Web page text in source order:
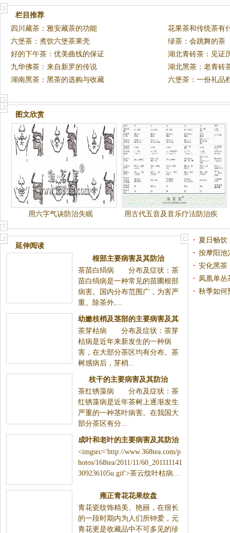
栏目推荐
四川藏茶：雅安藏茶的功能
花果茶和传统茶有
六堡茶：煮饮六堡茶果壳
绿茶：会跳舞的茶
好的下午茶：优美曲线的保证
湖北青砖茶：见证
九华佛茶：来自新罗的传说
湖北黑茶：老青砖
湖南黑茶：黑茶的选购与收藏
六堡茶：一份礼品
图文欣赏
用六字气诀防治失眠
用古代五音及音乐疗法防治疾
病
延伸阅读
根部主要病害及其防治
茶苗白绢病 分布及症状：茶
苗白绢病是一种常见的苗圃根部
病害。国内分布范围广，为害严
重。除茶外,...
幼嫩枝梢及茎部的主要病害及其
防治
茶芽枯病 分布及症状：茶芽
枯病是近年来新发生的一种病
害，在大部分茶区均有分布。茶
树感病后，芽梢...
枝干的主要病害及其防治
茶红锈藻病 分布及症状：茶
红锈藻病是近年茶树上逐渐发生
严重的一种茎叶病害。在我国大
部分茶区有分...
成叶和老叶的主要病害及其防治
<imgsrc='http://www.368tea.com/p
hotos/168tea/2011/11/60_201111141
309236105u.gif'>茶云纹叶枯病...
雍正青花花果纹盘
青花瓷纹饰精美、艳丽，在很长
的一段时期内为人们所钟爱，元
青花更是收藏品中不可多见的珍
夏日畅饮
按摩阳池
安化黑茶
凤凰单丛
秋季如何